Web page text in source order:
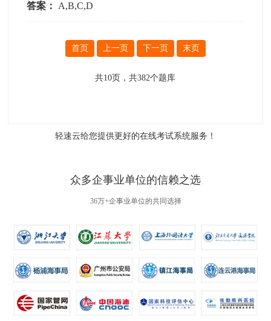
答案： A,B,C,D
首页 上一页 下一页 末页
共10页，共382个题库
轻速云给您提供更好的在线考试系统服务！
众多企事业单位的信赖之选
36万+企事业单位的共同选择